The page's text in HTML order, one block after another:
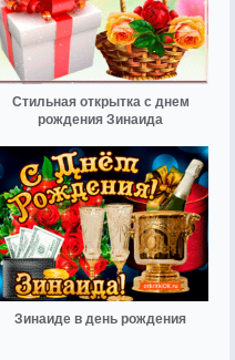
Стильная открытка с днем
рождения Зинаида
Зинаиде в день рождения